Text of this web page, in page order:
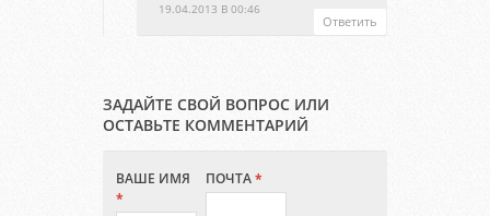
19.04.2013 В 00:46
Ответить
ЗАДАЙТЕ СВОЙ ВОПРОС ИЛИ
ОСТАВЬТЕ КОММЕНТАРИЙ
ВАШЕ ИМЯ
*
ПОЧТА*